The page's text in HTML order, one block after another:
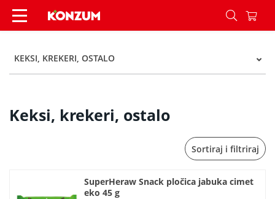
Keksi, krekeri, ostalo - Kategorije - Konzum
KEKSI, KREKERI, OSTALO
Keksi, krekeri, ostalo
Sortiraj i filtriraj
SuperHeraw Snack pločica jabuka cimet
eko 45 g